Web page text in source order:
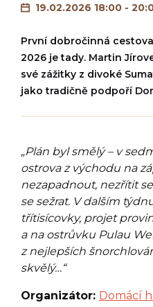
19.02.2026 18:00 -
První dobročinná
2026 je tady. Martin
své zážitky z divoké
jako tradičně podpoří
„Plán byl smělý – v
ostrova z východu na
nezapadnout, nezřítit
se sežrat. V dalším
třítisícovky, projet
a na ostrůvku Pulau
z nejlepších
skvělý…“
Organizátor: Domácí